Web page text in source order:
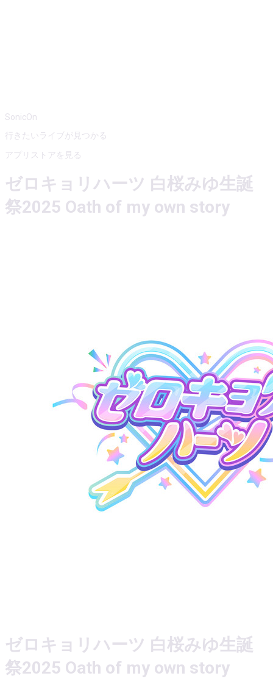
SonicOn
行きたいライブが見つかる
アプリストアを見る
ゼロキョリハーツ 白桜みゆ生誕
祭2025 Oath of my own story
ゼロキョリハーツ 白桜みゆ生誕
祭2025 Oath of my own story